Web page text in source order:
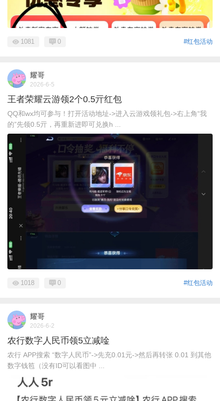
#红包活动
1081 0
耀哥
2026-6-5
王者荣耀云游领2个0.5亓红包
QQ和wx均可参与！打开活动地址->进入云游戏领礼包->右上角“我
的”先领0.5亓，再重新进即可兑换h ...
#红包活动
1018 0
耀哥
2026-6-2
农行数字人民币领5立减唫
农行 APP搜索 “数字人民币”->先充0.01元->然后再转张 0.01 到其他
数字钱笣（没有ID可以看图中 ...